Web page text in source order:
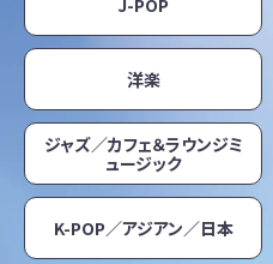
洋楽
ジャズ／カフェ＆ラウンジミ
ュージック
K-POP／アジアン／日本